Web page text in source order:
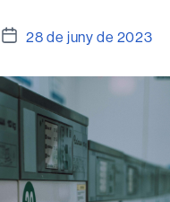
Data
l'entrada
28 de juny de 2023